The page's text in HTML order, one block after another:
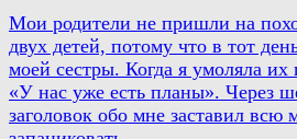
Мои родители не пришли на
двух детей, потому что в тот
моей сестры. Когда я умоляла их
«У нас уже есть планы». Через
заголовок обо мне заставил